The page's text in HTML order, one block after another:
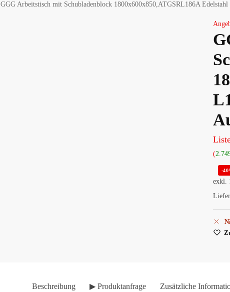
GGG Arbeitstisch mit Schubladenblock 1800x600x850,ATGSRL186A
(
-
exkl.
Beschreibung ▶ Produktanfrage Zusätzliche